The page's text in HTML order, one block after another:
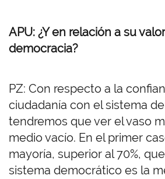
APU: ¿Y en relación a su
democracia?
PZ: Con respecto a la
ciudadanía con el sistema
tendremos que ver el vaso
medio vacío. En el primer
mayoría, superior al 70%,
sistema democrático es la